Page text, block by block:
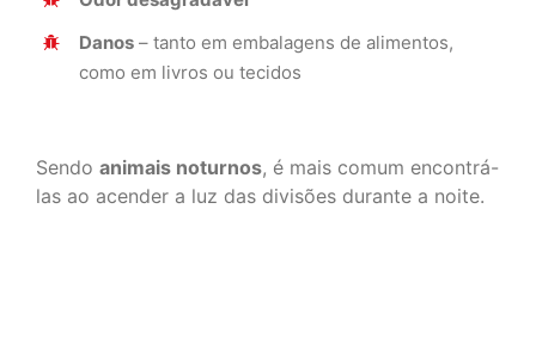
Danos – tanto em embalagens de alimentos,
como em livros ou tecidos
Sendo animais noturnos, é mais comum encontrá-
las ao acender a luz das divisões durante a noite.